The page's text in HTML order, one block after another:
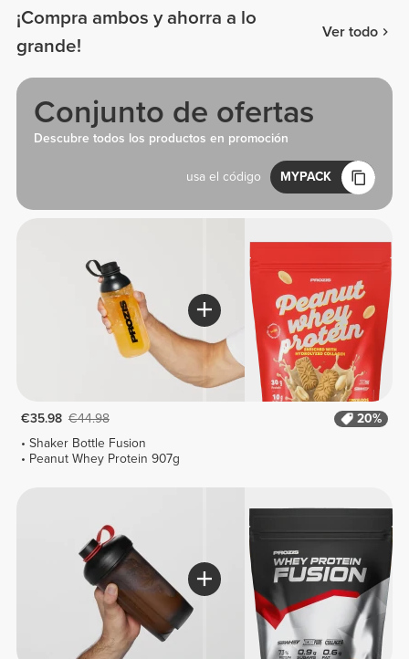
¡Compra ambos y ahorra a lo
grande!
Ver todo
Conjunto de ofertas
Descubre todos los productos en promoción
usa el código MYPACK
€35.98 €44.98
20%
Shaker Bottle Fusion
Peanut Whey Protein 907g